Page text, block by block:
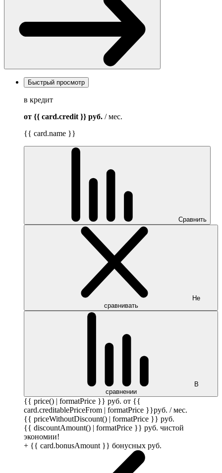
Быстрый просмотр
в кредит
от {{ card.credit }} руб. / мес.
{{ card.name }}
Сравнить
Не
сравнивать
В
сравнении
{{ price() | formatPrice }} руб. от {{
card.creditablePriceFrom | formatPrice }}руб. / мес.
{{ priceWithoutDiscount() | formatPrice }} руб.
{{ discountAmount() | formatPrice }} руб. чистой
экономии!
+ {{ card.bonusAmount }} бонусных руб.